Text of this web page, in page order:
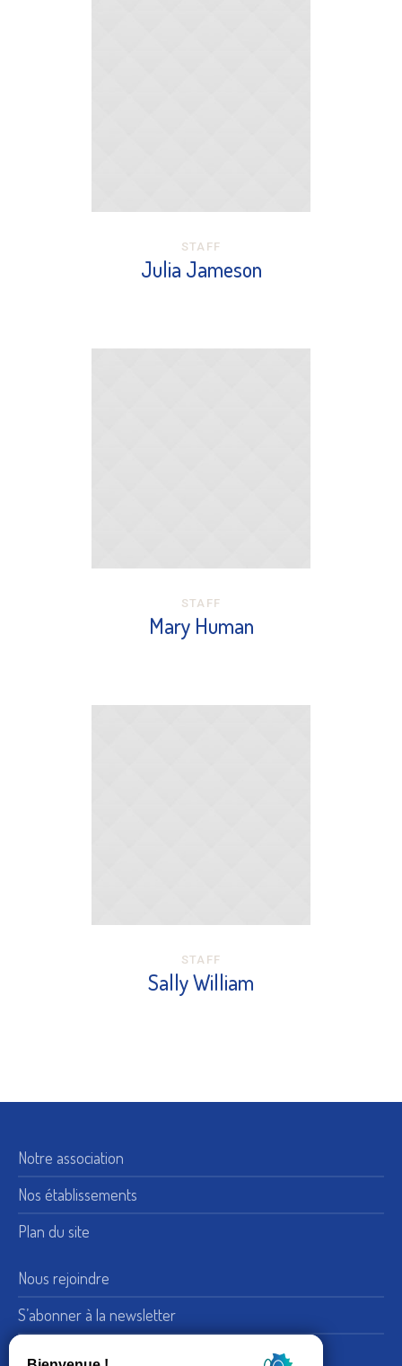
STAFF
Julia Jameson
STAFF
Mary Human
STAFF
Sally William
Notre association
Nos établissements
Plan du site
Nous rejoindre
S’abonner à la newsletter